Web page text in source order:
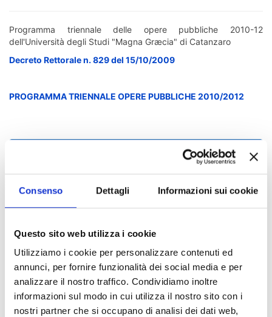
Consenso Dettagli Informazioni sui cookie
Questo sito web utilizza i cookie
Utilizziamo i cookie per personalizzare contenuti ed
annunci, per fornire funzionalità dei social media e per
analizzare il nostro traffico. Condividiamo inoltre
informazioni sul modo in cui utilizza il nostro sito con i
nostri partner che si occupano di analisi dei dati web,
Programma triennale delle opere pubbliche 2010-12
dell'Università degli Studi "Magna Græcia" di Catanzaro
Decreto Rettorale n. 829 del 15/10/2009
PROGRAMMA TRIENNALE OPERE PUBBLICHE 2010/2012
Futuro Studente
Laureato
Personale
Ente o Impresa